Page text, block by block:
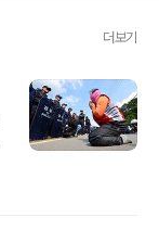
더보기